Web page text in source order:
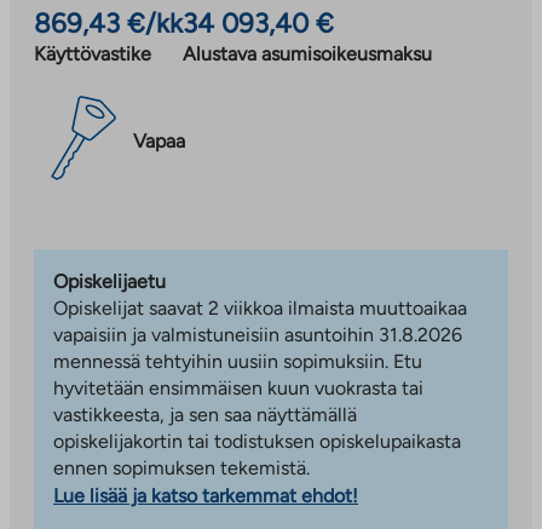
869,43 €/kk
Käyttövastike
34 093,40 €
Alustava asumisoikeusmaksu
Vapaa
Opiskelijaetu
Opiskelijat saavat 2 viikkoa ilmaista muuttoaikaa
vapaisiin ja valmistuneisiin asuntoihin 31.8.2026
mennessä tehtyihin uusiin sopimuksiin. Etu
hyvitetään ensimmäisen kuun vuokrasta tai
vastikkeesta, ja sen saa näyttämällä
opiskelijakortin tai todistuksen opiskelupaikasta
ennen sopimuksen tekemistä.
Lue lisää ja katso tarkemmat ehdot!